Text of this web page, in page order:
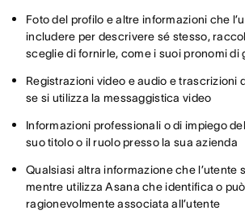
Foto del profilo e altre informazioni che
includere per descrivere sé stesso,
sceglie di fornirle, come i suoi pronomi di
Registrazioni video e audio e trascrizioni
se si utilizza la messaggistica video
Informazioni professionali o di impiego
suo titolo o il ruolo presso la sua azienda
Qualsiasi altra informazione che l’utente
mentre utilizza Asana che identifica o
ragionevolmente associata all’utente